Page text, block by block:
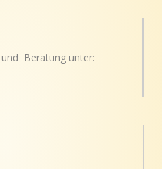
Beratung unter: